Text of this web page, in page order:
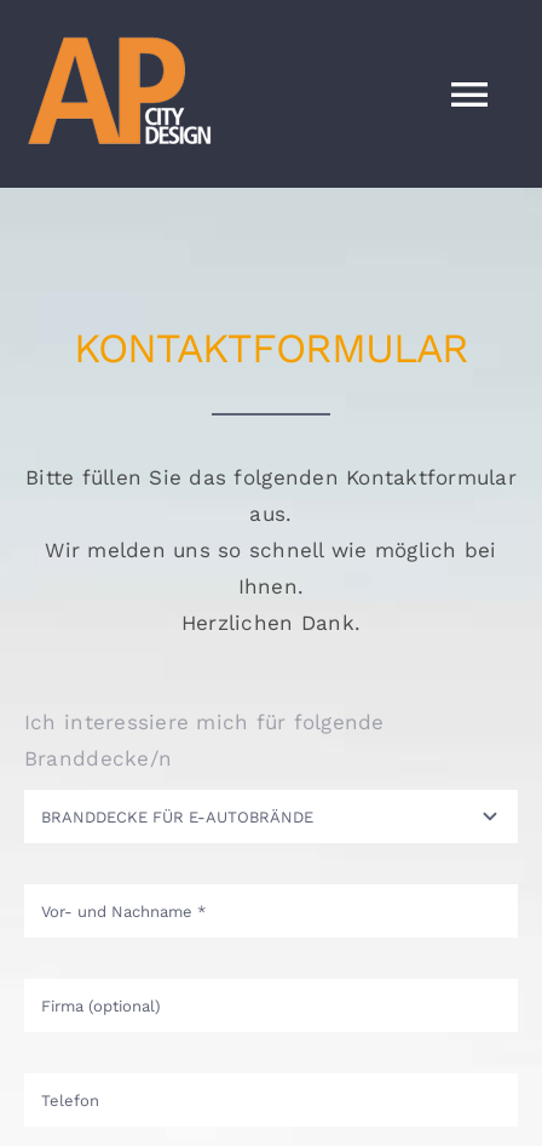
Inhalt
springen
E-AutoKONTAKTFORMULAR
Bitte füllen Sie das folgenden Kontaktformular
aus.
Wir melden uns so schnell wie möglich bei
Ihnen.
Herzlichen Dank.
Ich interessiere mich für folgende
Branddecke/n